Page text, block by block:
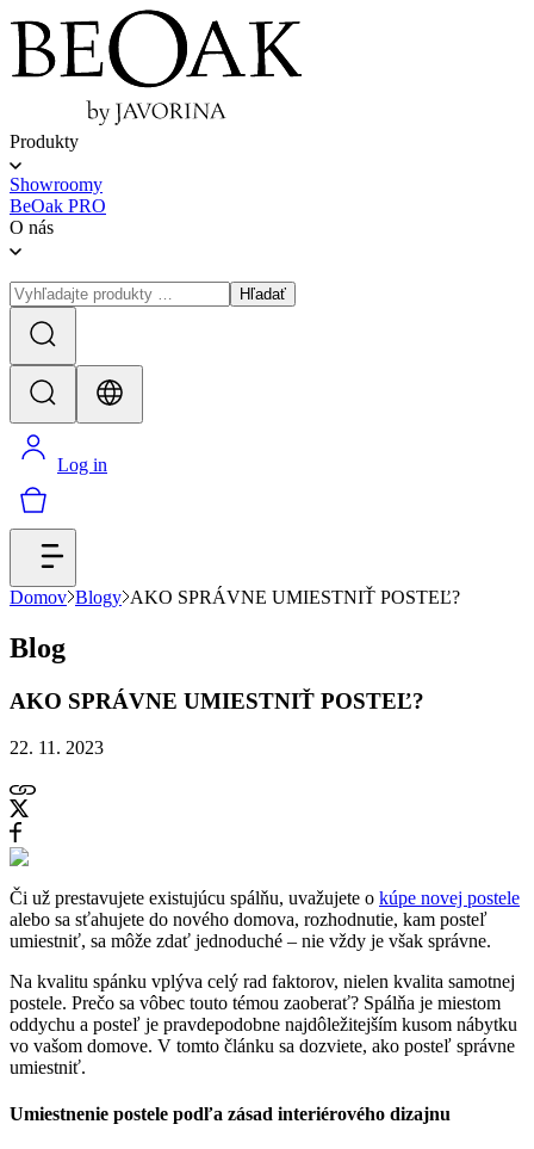
Produkty
Showroomy
BeOak PRO
O nás
Hľadať
Log in
Domov Blogy AKO SPRÁVNE UMIESTNIŤ POSTEĽ?
Blog
AKO SPRÁVNE UMIESTNIŤ POSTEĽ?
22. 11. 2023
Či už prestavujete existujúcu spálňu, uvažujete o kúpe novej postele
alebo sa sťahujete do nového domova, rozhodnutie, kam posteľ
umiestniť, sa môže zdať jednoduché – nie vždy je však správne.
Na kvalitu spánku vplýva celý rad faktorov, nielen kvalita samotnej
postele. Prečo sa vôbec touto témou zaoberať? Spálňa je miestom
oddychu a posteľ je pravdepodobne najdôležitejším kusom nábytku
vo vašom domove. V tomto článku sa dozviete, ako posteľ správne
umiestniť.
Umiestnenie postele podľa zásad interiérového dizajnu